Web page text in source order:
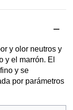
y olor neutros y
y el marrón. El
y se
por parámetros